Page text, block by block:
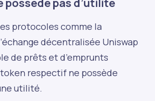
protocoles comme la
décentralisée Uniswap
de prêts et d’emprunts
respectif ne possède
utilité.